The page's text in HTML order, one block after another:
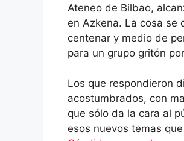
Ateneo de Bilbao,
en Azkena. La cosa se
centenar y medio de
para un grupo gritón
Los que respondieron
acostumbrados, con
que sólo da la cara al
esos nuevos temas